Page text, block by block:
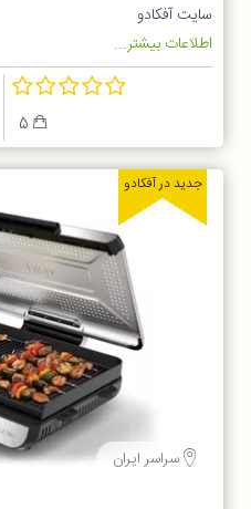
سایت آفکادو
اطلاعات بیشتر...
5
جدید در آفکادو
سراسر ایران